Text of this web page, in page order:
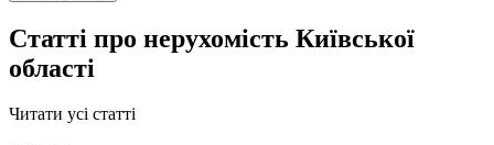
Статті про нерухомість Київської
області
Читати усі статті